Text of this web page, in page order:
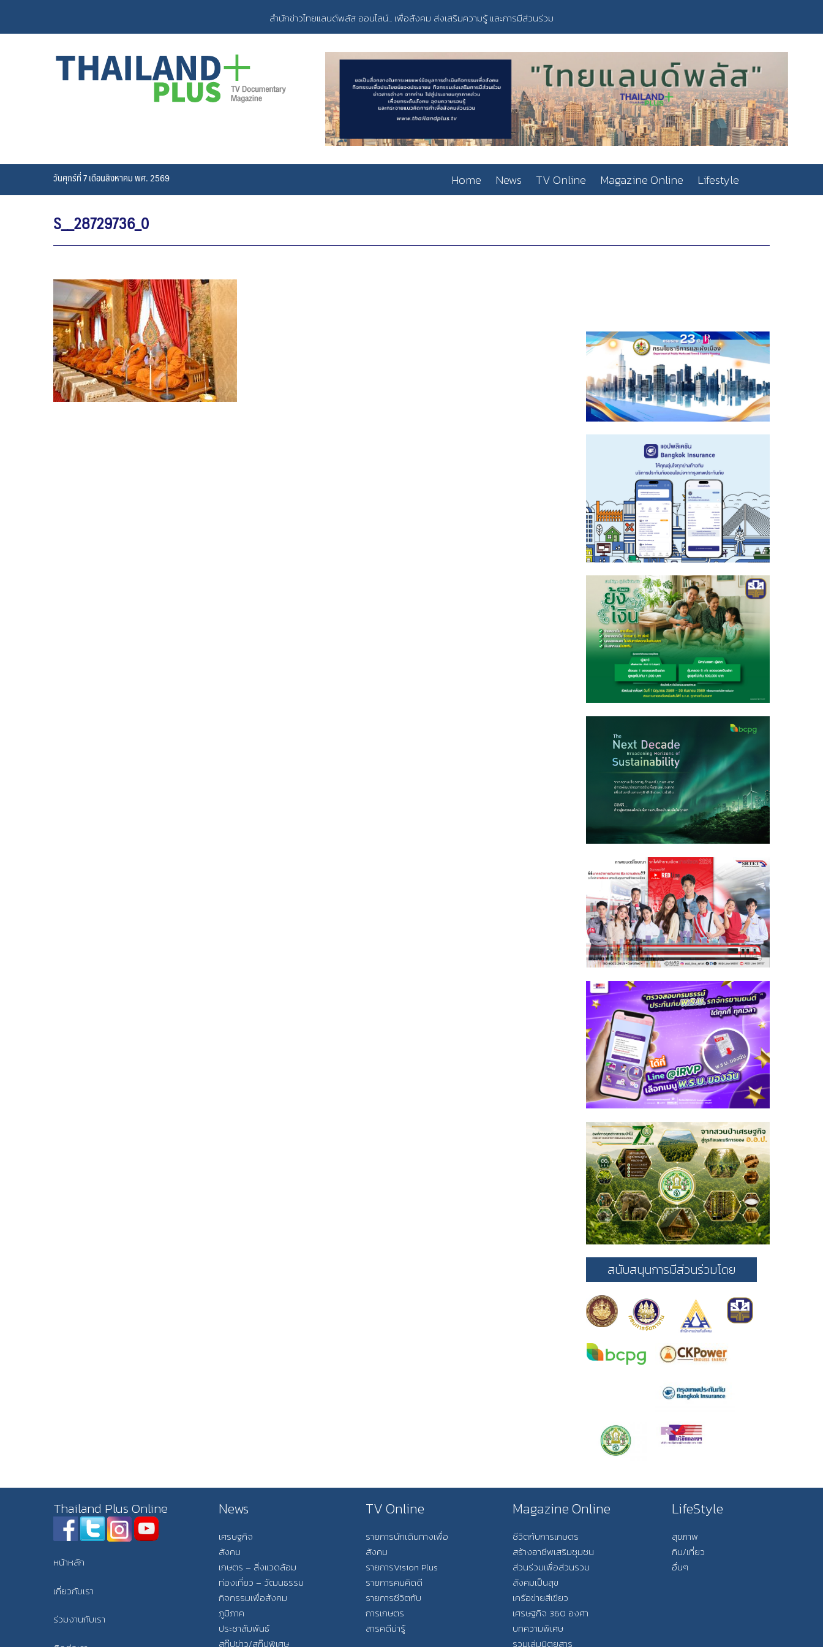
content
สำนักข่าวไทยแลนด์พลัส ออนไลน์... เพื่อสังคม ส่งเสริมความรู้ และการมีส่วนร่วม
วันศุกร์ที่ 7 เดือนสิงหาคม พศ. 2569 Home News TV Online Magazine Online Lifestyle
S__28729736_0
สนับสนุนการมีส่วนร่วมโดย
Thailand Plus Online
หน้าหลัก
เกี่ยวกับเรา
ร่วมงานกับเรา
News
เศรษฐกิจ
สังคม
เกษตร – สิ่งแวดล้อม
ท่องเที่ยว – วัฒนธรรม
กิจกรรมเพื่อสังคม
ภูมิภาค
ประชาสัมพันธ์
สกู๊ปข่าว/สกู๊ปพิเศษ
TV Online
รายการนักเดินทางเพื่อ
สังคม
รายการVision Plus
รายการคนคิดดี
รายการชีวิตกับ
การเกษตร
สารคดีน่ารู้
Magazine Online
ชีวิตกับการเกษตร
สร้างอาชีพเสริมชุมชน
ส่วนร่วมเพื่อส่วนรวม
สังคมเป็นสุข
เครือข่ายสีเขียว
เศรษฐกิจ 360 องศา
บทความพิเศษ
รวมเล่มนิตยสาร
LifeStyle
สุขภาพ
กิน/เที่ยว
อื่นๆ